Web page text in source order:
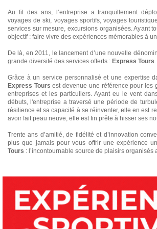
Au fil des ans, l’entreprise a tranquillement
voyages de ski, voyages sportifs, voyages
services sur mesure, excursions organisées. Ayant
objectif : faire vivre des expériences mémorables à
De là, en 2011, le lancement d’une nouvelle
grande diversité des services offerts : Express Tours
Grâce à un service personnalisé et une expertise
Express Tours est devenue une référence pour les
entreprises et les particuliers. Ayant eu le vent
débuts, l'entreprise a traversé une période de
résilience et sa capacité à se réinventer, elle en est
avoir fait peau neuve, elle est fin prête à hisser ses
Trente ans d’amitié, de fidélité et d’innovation
plus que jamais pour vous offrir une expérience
Tours : l’incontournable source de plaisirs organisés